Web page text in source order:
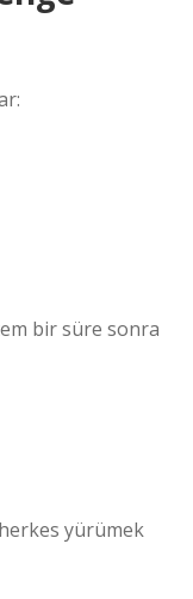
bir süre sonra
yürümek